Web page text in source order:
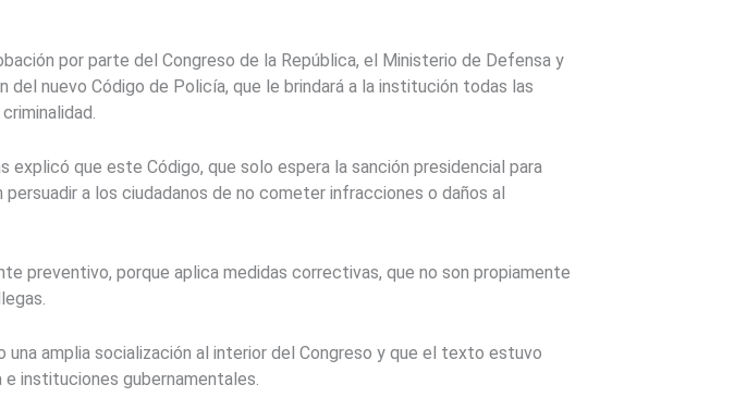
por parte del Congreso de la República, el Ministerio de Defensa y
nuevo Código de Policía, que le brindará a la institución todas las
que este Código, que solo espera la sanción presidencial para
a los ciudadanos de no cometer infracciones o daños al
preventivo, porque aplica medidas correctivas, que no son propiamente
amplia socialización al interior del Congreso y que el texto estuvo
instituciones gubernamentales.